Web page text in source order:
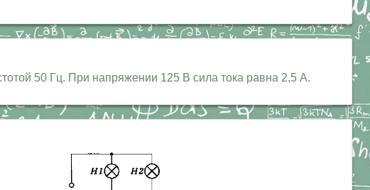
50 Гц. При напряжении 125 В сила тока равна 2,5 А.